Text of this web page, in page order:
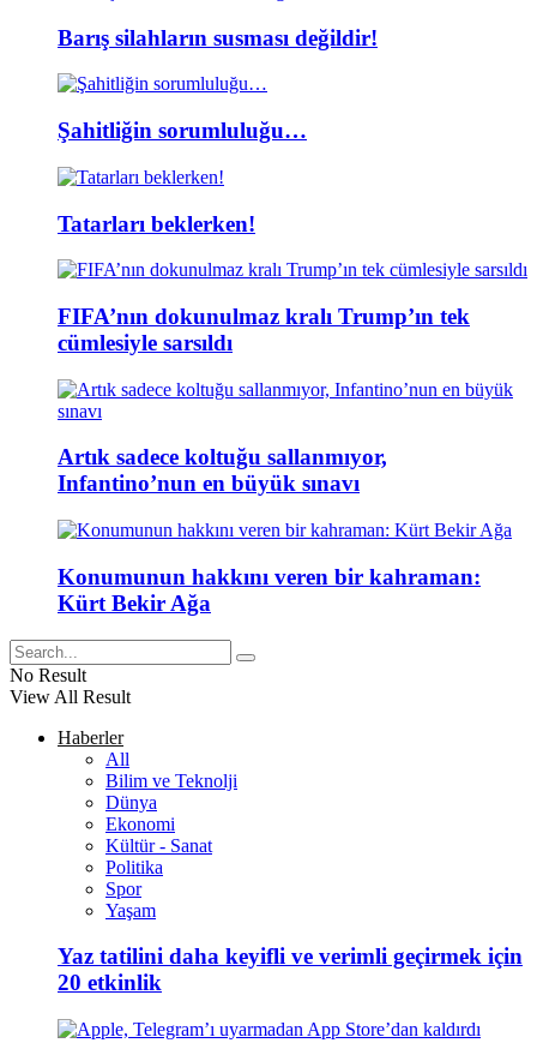
Barış silahların susması değildir!
Şahitliğin sorumluluğu…
Tatarları beklerken!
FIFA’nın dokunulmaz kralı Trump’ın tek
cümlesiyle sarsıldı
Artık sadece koltuğu sallanmıyor,
Infantino’nun en büyük sınavı
Konumunun hakkını veren bir kahraman:
Kürt Bekir Ağa
No Result
View All Result
Haberler
All
Bilim ve Teknolji
Dünya
Ekonomi
Kültür - Sanat
Politika
Spor
Yaşam
Yaz tatilini daha keyifli ve verimli geçirmek için
20 etkinlik